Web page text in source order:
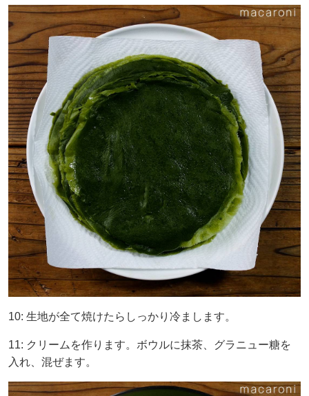
10: 生地が全て焼けたらしっかり冷まします。
11: クリームを作ります。ボウルに抹茶、グラニュー糖を
入れ、混ぜます。